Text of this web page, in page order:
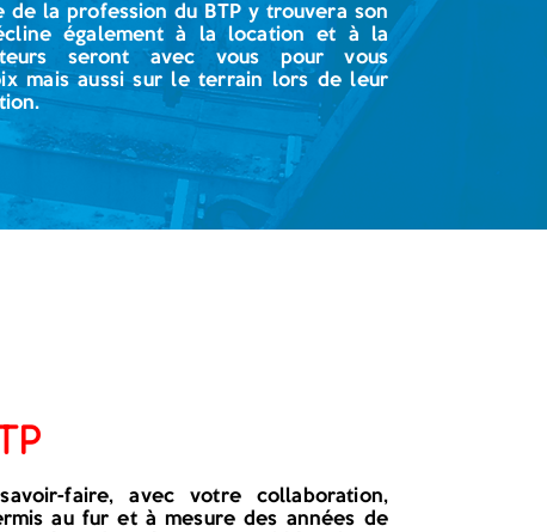
de la profession du BTP y trouvera son
également à la location et à la
seront avec vous pour vous
mais aussi sur le terrain lors de leur
faire, avec votre collaboration,
au fur et à mesure des années de